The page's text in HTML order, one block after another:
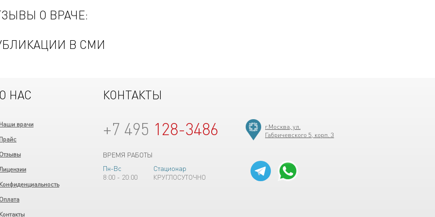
О ВРАЧЕ:
В СМИ
НАС
врачи
КОНТАКТЫ
+7 495 128-3486
г.Москва, ул.
Габричевского 5, корп. 3
ВРЕМЯ РАБОТЫ
Пн-Вс
8:00 - 20:00
Стационар
КРУГЛОСУТОЧНО